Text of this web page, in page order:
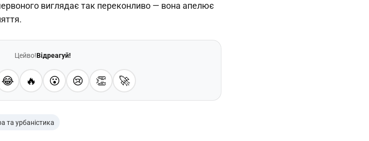
виглядає так переконливо — вона апелює
Цейво!Відреагуй!
😂 🔥 😮 😢 👏 🚀
та урбаністика